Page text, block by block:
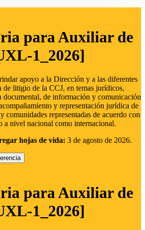
para Auxiliar de
1_2026]
apoyo a la Dirección y a las diferentes
de litigio de la CCJ, en temas jurídicos,
documental, de información y comunicación
y representación jurídica de
comunidades representadas de acuerdo con
a nivel nacional como internacional.
hojas de vida: 3 de agosto de 2026.
para Auxiliar de
1_2026]